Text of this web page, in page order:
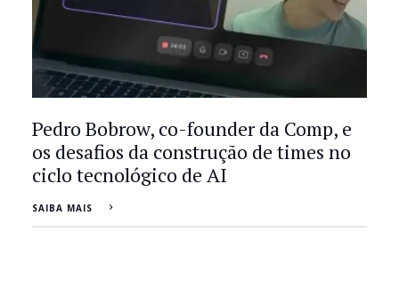
Pedro Bobrow, co-founder da Comp, e
os desafios da construção de times no
ciclo tecnológico de AI
SAIBA MAIS